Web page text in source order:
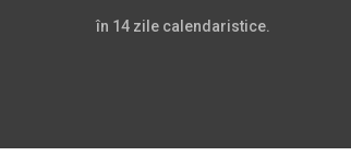
în 14 zile calendaristice.